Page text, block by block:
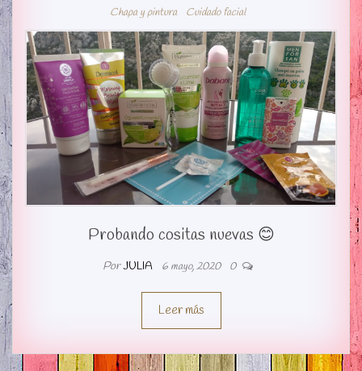
Chapa y pintura Cuidado facial
Probando cositas nuevas 😊
PorJULIA 6 mayo, 2020 0
Leer más